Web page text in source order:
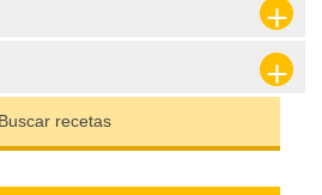
Buscar recetas